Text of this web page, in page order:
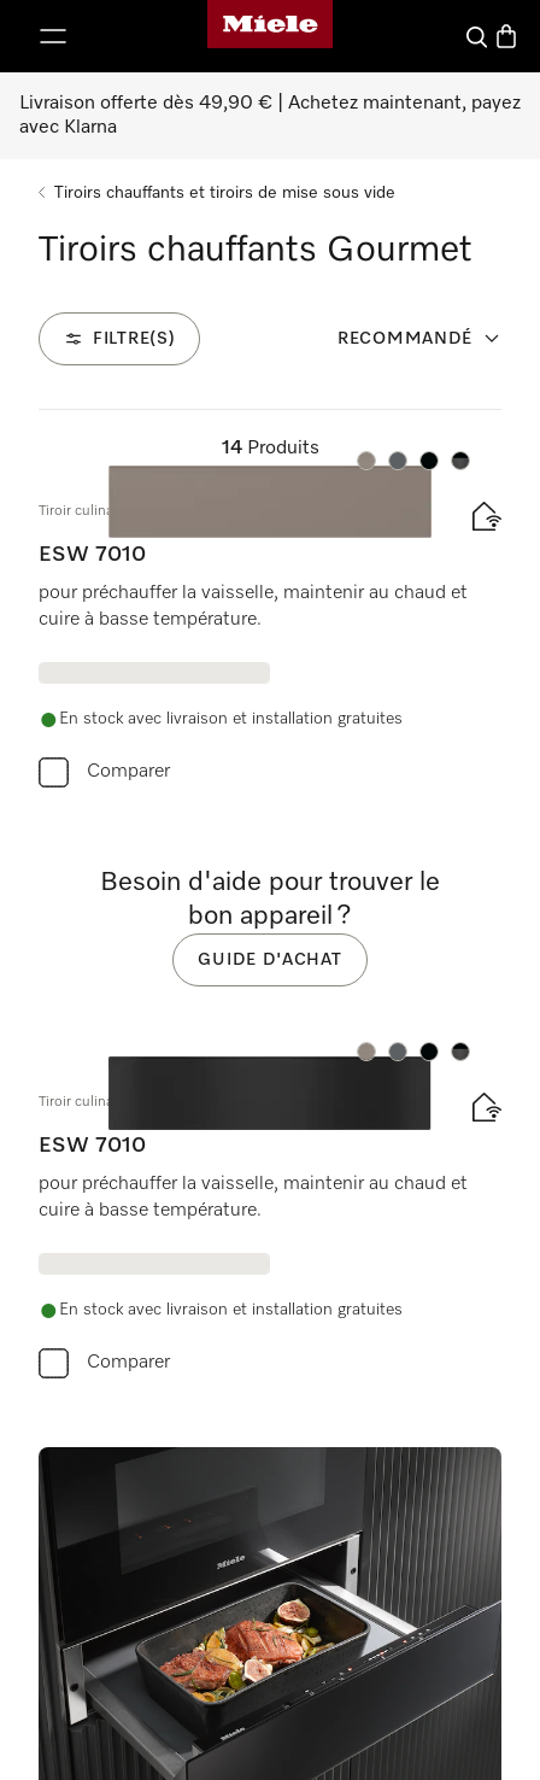
Page d'accueil Miele
Search
Livraison offerte dès 49,90 € | Achetez maintenant, payez
avec Klarna
Tiroirs chauffants et tiroirs de mise sous vide
Tiroirs chauffants Gourmet
FILTRE(S) RECOMMANDÉ
14
Produits
Couleurs
Couleurs
CouleursCouleurs
Tiroir culinaire sans poignée, hauteur 14 cm
ESW 7010
pour préchauffer la vaisselle, maintenir au chaud et
cuire à basse température.
En stock avec livraison et installation gratuites
Comparer
Couleurs
Couleurs
CouleursCouleurs
Tiroir culinaire sans poignée, hauteur 14 cm
ESW 7010
pour préchauffer la vaisselle, maintenir au chaud et
cuire à basse température.
En stock avec livraison et installation gratuites
Comparer
Besoin d'aide pour trouver le
bon appareil ?
GUIDE D'ACHAT